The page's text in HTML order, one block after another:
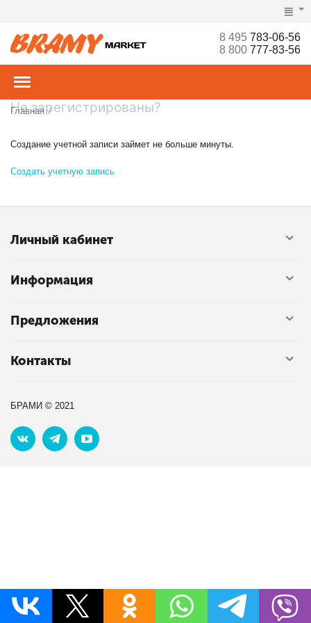
8 495783-06-56
8 800777-83-56
Главная /
Не зарегистрированы?
Создание учетной записи займет не больше минуты.
Создать учетную запись
Личный кабинет
Информация
Предложения
Контакты
БРАМИ © 2021